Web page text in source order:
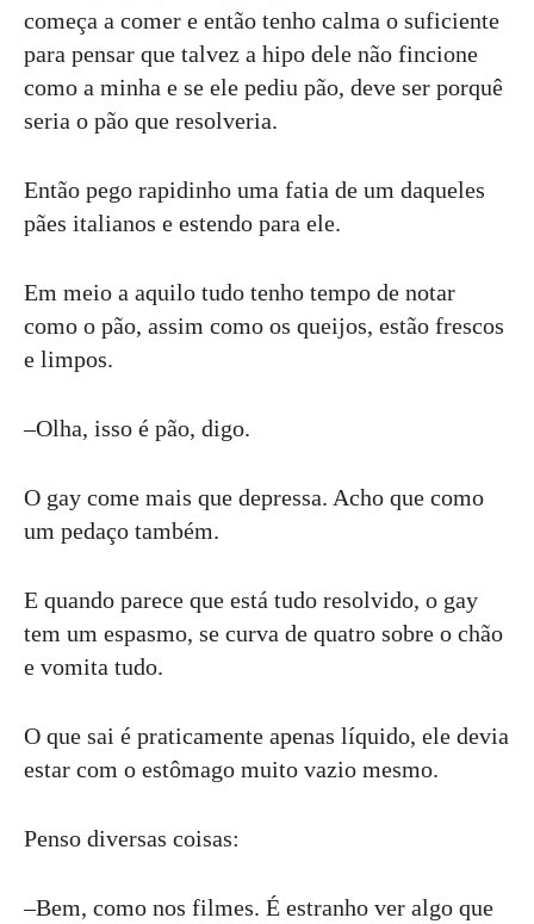
começa a comer e então tenho calma o suficiente
para pensar que talvez a hipo dele não fincione
como a minha e se ele pediu pão, deve ser porquê
seria o pão que resolveria.
Então pego rapidinho uma fatia de um daqueles
pães italianos e estendo para ele.
Em meio a aquilo tudo tenho tempo de notar
como o pão, assim como os queijos, estão frescos
e limpos.
–Olha, isso é pão, digo.
O gay come mais que depressa. Acho que como
um pedaço também.
E quando parece que está tudo resolvido, o gay
tem um espasmo, se curva de quatro sobre o chão
e vomita tudo.
O que sai é praticamente apenas líquido, ele devia
estar com o estômago muito vazio mesmo.
Penso diversas coisas:
–Bem, como nos filmes. É estranho ver algo que